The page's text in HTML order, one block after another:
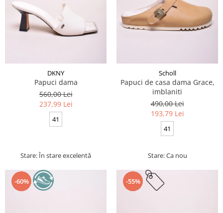
DKNY
Papuci dama
560,00 Lei
237,99 Lei
41
Stare: În stare excelentă
Scholl
Papuci de casa dama Grace,
imblaniti
490,00 Lei
193,79 Lei
41
Stare: Ca nou
-60% -55%